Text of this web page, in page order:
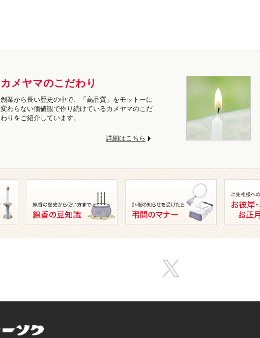
カメヤマのこだわり
創業から長い歴史の中で、「高品質」をモットーに
変わらない価値観で作り続けているカメヤマのこだ
わりをご紹介しています。
詳細はこちら